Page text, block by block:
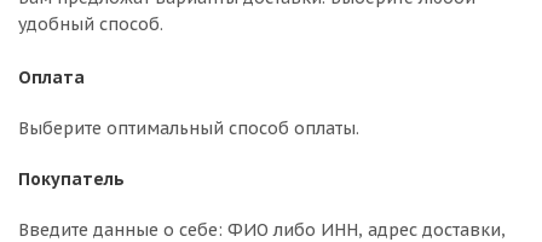
удобный способ.
Оплата
Выберите оптимальный способ оплаты.
Покупатель
Введите данные о себе: ФИО либо ИНН, адрес доставки,